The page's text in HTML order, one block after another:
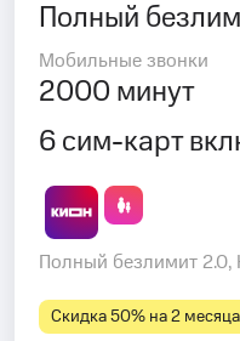
Полный
Мобильные звонки
2000 минут
6 сим-карт
Полный безлимит 2.0,
Скидка 50% на 2